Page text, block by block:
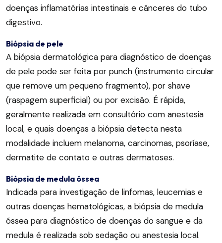
doenças inflamatórias intestinais e cânceres do tubo
digestivo.
Biópsia de pele
A biópsia dermatológica para diagnóstico de doenças
de pele pode ser feita por punch (instrumento circular
que remove um pequeno fragmento), por shave
(raspagem superficial) ou por excisão. É rápida,
geralmente realizada em consultório com anestesia
local, e quais doenças a biópsia detecta nesta
modalidade incluem melanoma, carcinomas, psoríase,
dermatite de contato e outras dermatoses.
Biópsia de medula óssea
Indicada para investigação de linfomas, leucemias e
outras doenças hematológicas, a biópsia de medula
óssea para diagnóstico de doenças do sangue e da
medula é realizada sob sedação ou anestesia local.